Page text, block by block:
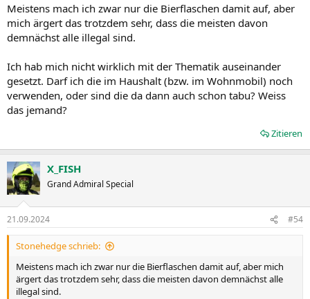
Meistens mach ich zwar nur die Bierflaschen damit auf, aber
mich ärgert das trotzdem sehr, dass die meisten davon
demnächst alle illegal sind.
Ich hab mich nicht wirklich mit der Thematik auseinander
gesetzt. Darf ich die im Haushalt (bzw. im Wohnmobil) noch
verwenden, oder sind die da dann auch schon tabu? Weiss
das jemand?
Zitieren
X_FISH
Grand Admiral Special
21.09.2024 #54
Stonehedge schrieb:
Meistens mach ich zwar nur die Bierflaschen damit auf, aber mich
ärgert das trotzdem sehr, dass die meisten davon demnächst alle
illegal sind.